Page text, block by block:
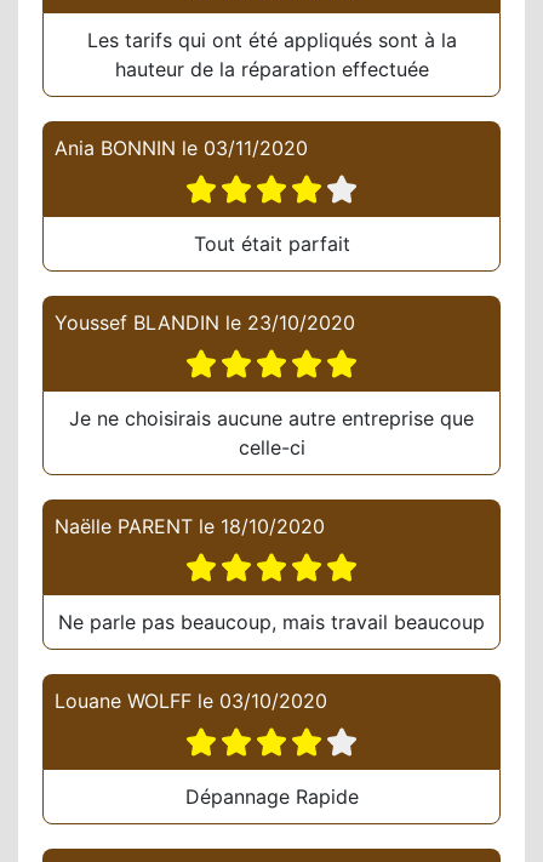
Les tarifs qui ont été appliqués sont à la
hauteur de la réparation effectuée
Ania BONNIN le 03/11/2020
Tout était parfait
Youssef BLANDIN le 23/10/2020
Je ne choisirais aucune autre entreprise que
celle-ci
Naëlle PARENT le 18/10/2020
Ne parle pas beaucoup, mais travail beaucoup
Louane WOLFF le 03/10/2020
Dépannage Rapide